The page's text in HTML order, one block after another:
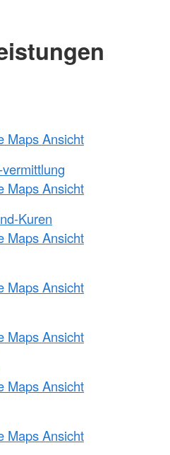
Maps Ansicht
Maps Ansicht
Kuren
Maps Ansicht
Maps Ansicht
Maps Ansicht
Maps Ansicht
Maps Ansicht